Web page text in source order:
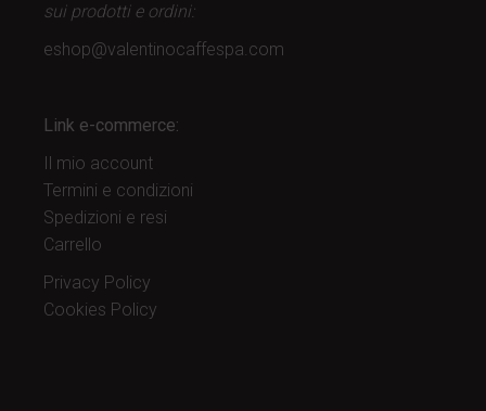
sui prodotti e ordini:
eshop@valentinocaffespa.com
Link e-commerce:
Il mio account
Termini e condizioni
Spedizioni e resi
Carrello
Privacy Policy
Cookies Policy